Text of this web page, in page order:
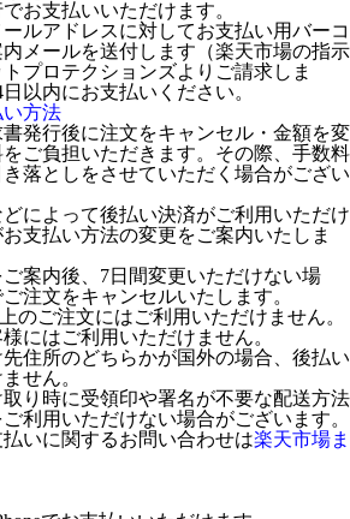
お支払いいただけます。
ルアドレスに対してお支払い用バーコ
メールを送付します（楽天市場の指示
プロテクションズよりご請求しま
以内にお支払いください。
方法
発行後に注文をキャンセル・金額を変
ご負担いただきます。その際、手数料
落としをさせていただく場合がござい
によって後払い決済がご利用いただけ
支払い方法の変更をご案内いたしま
案内後、7日間変更いただけない場
注文をキャンセルいたします。
のご注文にはご利用いただけません。
にはご利用いただけません。
住所のどちらかが国外の場合、後払い
せん。
り時に受領印や署名が不要な配送方法
利用いただけない場合がございます。
いに関するお問い合わせは楽天市場ま